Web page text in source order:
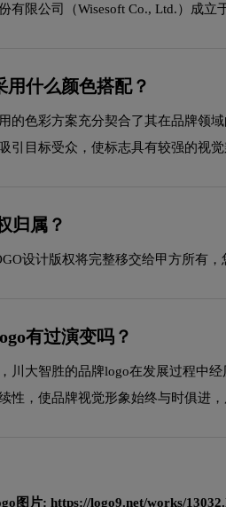
有限公司（Wisesoft Co., Ltd.）成立
用什么颜色搭配？
的色彩方案充分契合了其在品牌领
引目标受众，使标志具有较强的视觉
归属？
设计版权将完整移交给甲方所有
有过演变吗？
川大智胜的品牌logo在发展过程中
性，使品牌视觉形象始终与时俱进，
图片: https://logo9.net/works/